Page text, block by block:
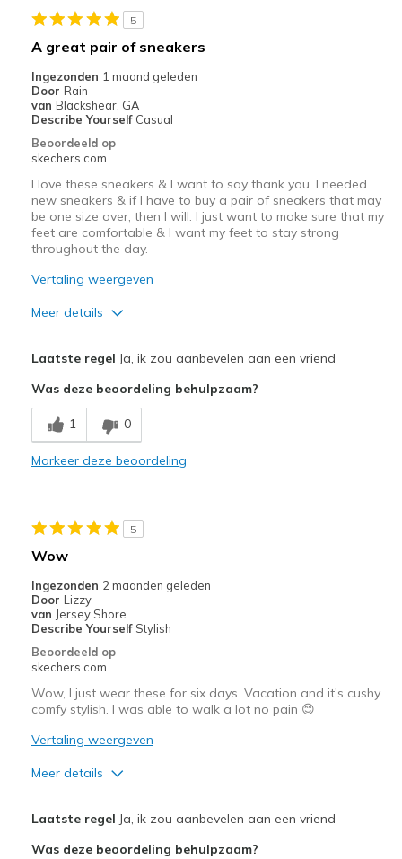
5
A great pair of sneakers
Ingezonden 1 maand geleden
Door Rain
van Blackshear, GA
Describe Yourself Casual
Beoordeeld op
skechers.com
I love these sneakers & I want to say thank you. I needed
new sneakers & if I have to buy a pair of sneakers that may
be one size over, then I will. I just want to make sure that my
feet are comfortable & I want my feet to stay strong
throughout the day.
Vertaling weergeven
Meer details
Comfortable
Stylish
View On Shoes
I'm Into Shoes
Laatste regel Ja, ik zou aanbevelen aan een vriend
Was deze beoordeling behulpzaam?
1 0
Markeer deze beoordeling
5
Wow
Ingezonden 2 maanden geleden
Door Lizzy
van Jersey Shore
Describe Yourself Stylish
Beoordeeld op
skechers.com
Wow, I just wear these for six days. Vacation and it's cushy
comfy stylish. I was able to walk a lot no pain 😊
Vertaling weergeven
Meer details
Laatste regel Ja, ik zou aanbevelen aan een vriend
Was deze beoordeling behulpzaam?